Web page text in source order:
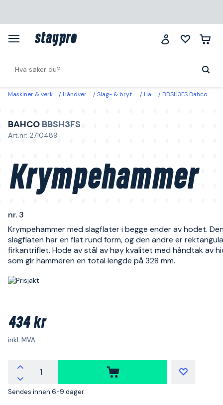
Maskiner & verktøy Håndverktøy Slag- & bryteverktøy Hammer BBSH3FS Bahco Krympehammer nr. 3
BAHCO BBSH3FS
Art.nr: 2710489
Krympehammer
nr. 3
Krympehammer med slagflater i begge ender av hodet.
slagflaten har en flat rund form, og den andre er
firkantriflet. Hode av stål av høy kvalitet med håndtak av
som gir hammeren en total lengde på 328 mm.
434 kr
inkl. MVA
Sendes innen 6-9 dager